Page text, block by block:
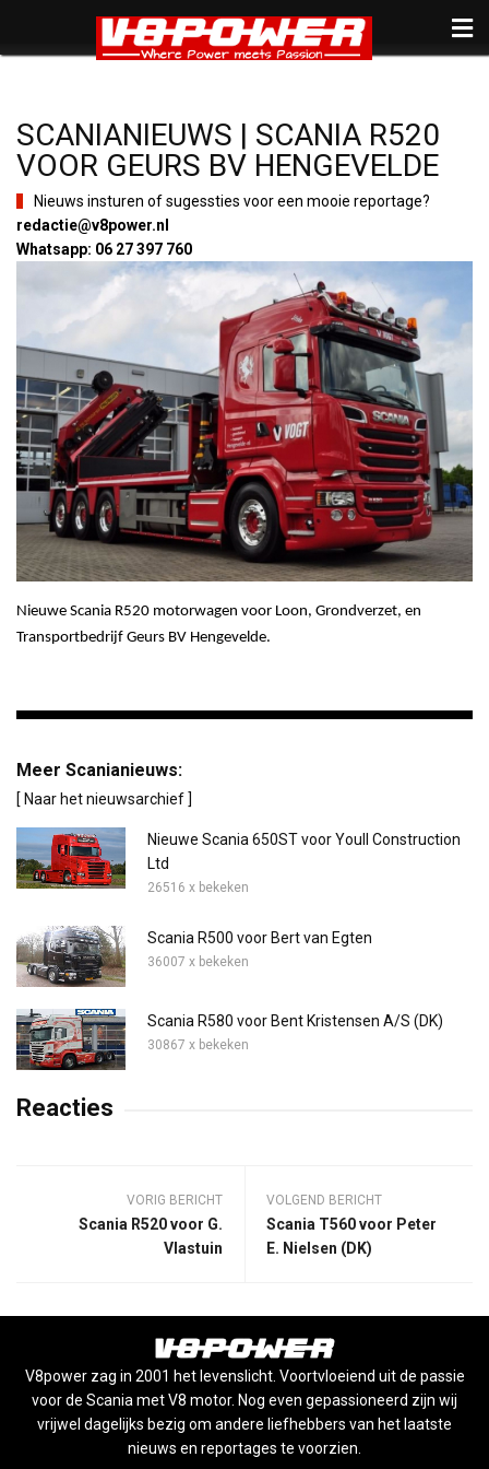
SCANIANIEUWS | SCANIA R520
VOOR GEURS BV HENGEVELDE
Nieuws insturen of sugessties voor een mooie reportage?
redactie@v8power.nl
Whatsapp: 06 27 397 760
Nieuwe Scania R520 motorwagen voor Loon, Grondverzet, en
Transportbedrijf Geurs BV Hengevelde.
Meer Scanianieuws:
[ Naar het nieuwsarchief ]
Nieuwe Scania 650ST voor Youll Construction
Ltd
26516 x bekeken
Scania R500 voor Bert van Egten
36007 x bekeken
Scania R580 voor Bent Kristensen A/S (DK)
30867 x bekeken
Reacties
VORIG BERICHT
Scania R520 voor G.
Vlastuin
VOLGEND BERICHT
Scania T560 voor Peter
E. Nielsen (DK)
V8power zag in 2001 het levenslicht. Voortvloeiend uit de passie
voor de Scania met V8 motor. Nog even gepassioneerd zijn wij
vrijwel dagelijks bezig om andere liefhebbers van het laatste
nieuws en reportages te voorzien.